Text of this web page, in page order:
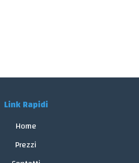
Link Rapidi
Home
Prezzi